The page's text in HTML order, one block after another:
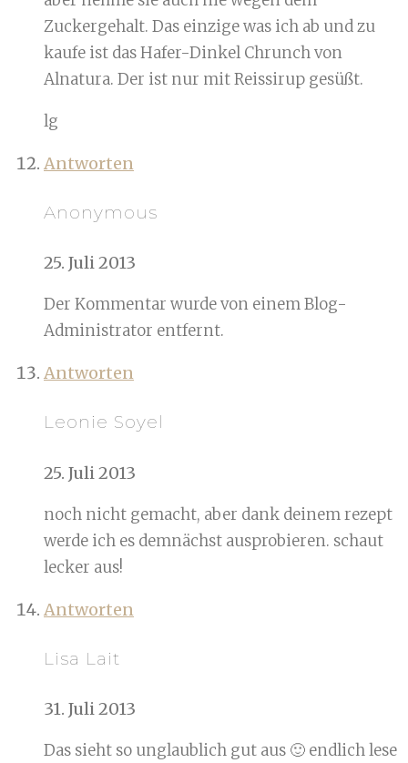
Zuckergehalt. Das einzige was ich ab und zu
kaufe ist das Hafer-Dinkel Chrunch von
Alnatura. Der ist nur mit Reissirup gesüßt.
lg
Antworten
Anonymous
25. Juli 2013
Der Kommentar wurde von einem Blog-
Administrator entfernt.
Antworten
Leonie Soyel
25. Juli 2013
noch nicht gemacht, aber dank deinem rezept
werde ich es demnächst ausprobieren. schaut
lecker aus!
Antworten
Lisa Lait
31. Juli 2013
Das sieht so unglaublich gut aus 🙂 endlich lese